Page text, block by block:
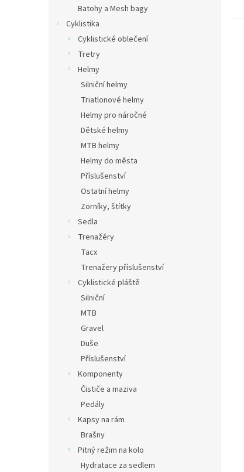
Batohy a Mesh bagy
Cyklistika
Cyklistické oblečení
Tretry
Helmy
Silniční helmy
Triatlonové helmy
Helmy pro náročné
Dětské helmy
MTB helmy
Helmy do města
Příslušenství
Ostatní helmy
Zorníky, štítky
Sedla
Trenažéry
Tacx
Trenažery příslušenství
Cyklistické pláště
Silniční
MTB
Gravel
Duše
Příslušenství
Komponenty
Čističe a maziva
Pedály
Kapsy na rám
Brašny
Pitný režim na kolo
Hydratace za sedlem